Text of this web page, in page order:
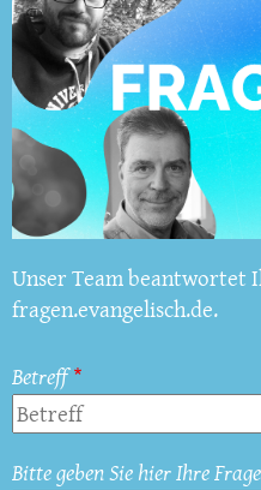
Unser Team beantwortet
fragen.evangelisch.de.
Betreff
Bitte geben Sie hier Ihre